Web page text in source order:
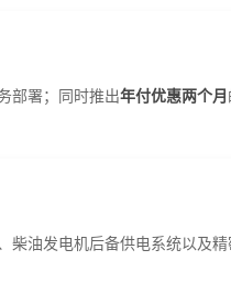
部署；同时推出年付优惠两个月
油发电机后备供电系统以及